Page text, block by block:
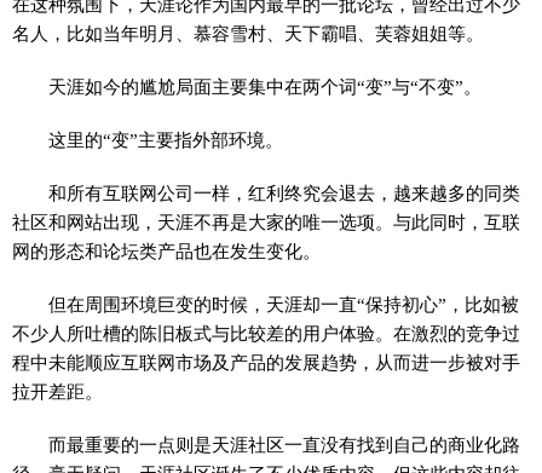
在这种氛围下，天涯论作为国内最早的一批论坛，曾经出过不少
名人，比如当年明月、慕容雪村、天下霸唱、芙蓉姐姐等。
天涯如今的尴尬局面主要集中在两个词“变”与“不变”。
这里的“变”主要指外部环境。
和所有互联网公司一样，红利终究会退去，越来越多的同类
社区和网站出现，天涯不再是大家的唯一选项。与此同时，互联
网的形态和论坛类产品也在发生变化。
但在周围环境巨变的时候，天涯却一直“保持初心”，比如被
不少人所吐槽的陈旧板式与比较差的用户体验。在激烈的竞争过
程中未能顺应互联网市场及产品的发展趋势，从而进一步被对手
拉开差距。
而最重要的一点则是天涯社区一直没有找到自己的商业化路